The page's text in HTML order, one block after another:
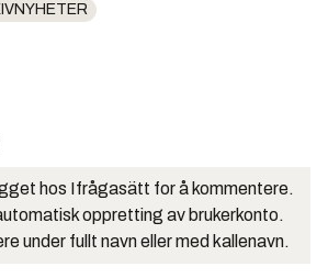
hos Ifrågasätt for å kommentere.
oppretting av brukerkonto.
under fullt navn eller med kallenavn.